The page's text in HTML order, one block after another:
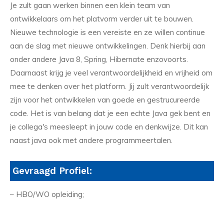
Je zult gaan werken binnen een klein team van
ontwikkelaars om het platvorm verder uit te bouwen.
Nieuwe technologie is een vereiste en ze willen continue
aan de slag met nieuwe ontwikkelingen. Denk hierbij aan
onder andere Java 8, Spring, Hibernate enzovoorts.
Daarnaast krijg je veel verantwoordelijkheid en vrijheid om
mee te denken over het platform. Jij zult verantwoordelijk
zijn voor het ontwikkelen van goede en gestrucureerde
code. Het is van belang dat je een echte Java gek bent en
je collega's meesleept in jouw code en denkwijze. Dit kan
naast java ook met andere programmeertalen.
Gevraagd Profiel:
– HBO/WO opleiding;